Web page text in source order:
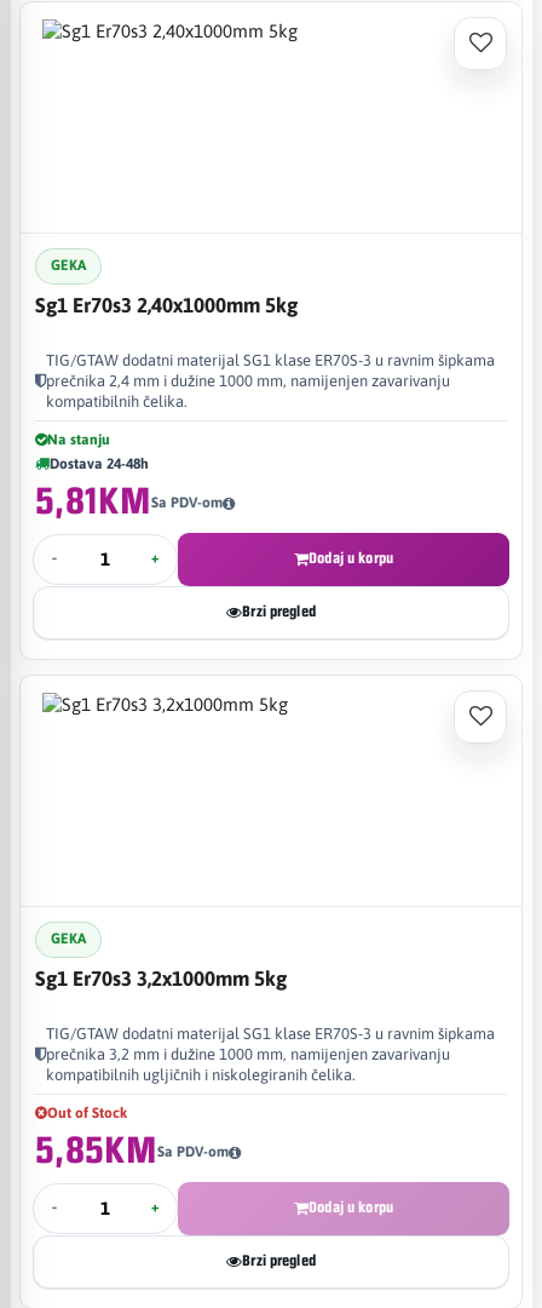
GEKA
Sg1 Er70s3 2,40x1000mm 5kg
TIG/GTAW dodatni materijal SG1 klase ER70S-3 u ravnim šipkama
prečnika 2,4 mm i dužine 1000 mm, namijenjen zavarivanju
kompatibilnih čelika.
Na stanju
Dostava 24-48h
5,81KMSa PDV-om
- + Dodaj u korpu
Brzi pregled
GEKA
Sg1 Er70s3 3,2x1000mm 5kg
TIG/GTAW dodatni materijal SG1 klase ER70S-3 u ravnim šipkama
prečnika 3,2 mm i dužine 1000 mm, namijenjen zavarivanju
kompatibilnih ugljičnih i niskolegiranih čelika.
Out of Stock
5,85KMSa PDV-om
- + Dodaj u korpu
Brzi pregled